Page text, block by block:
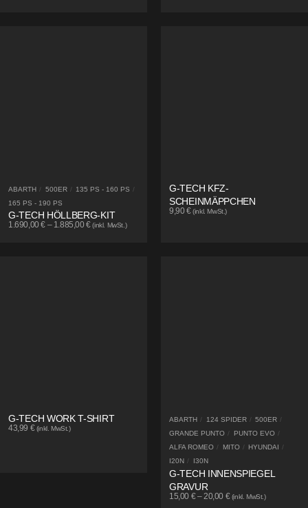
ABARTH / 500ER / 135 PS - 160 PS /
165 PS - 190 PS
G-TECH HÖLLBERG-KIT
1.690,00€ – 1.885,00€ (inkl. MwSt.)
G-TECH KFZ-
SCHEINMÄPPCHEN
9,90€ (inkl. MwSt.)
G-TECH WORK T-SHIRT
43,99 € (inkl. MwSt.)
ABARTH / 124 SPIDER / 500ER /
GRANDE PUNTO / PUNTO EVO /
ALFA ROMEO / MITO / HYUNDAI /
I20N / I30N
G-TECH INNENSPIEGEL
GRAVUR
15,00 €– 20,00 € (inkl. MwSt.)